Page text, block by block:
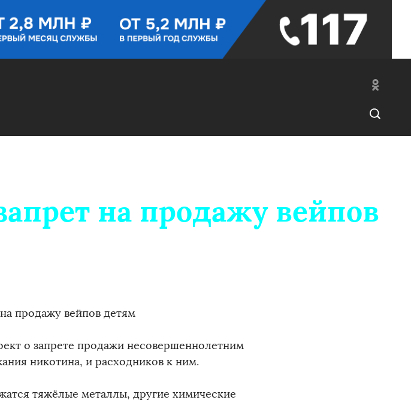
на продажу вейпов
продажу вейпов детям
о запрете продажи несовершеннолетним
никотина, и расходников к ним.
тяжёлые металлы, другие химические